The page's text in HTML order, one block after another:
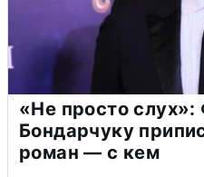
«Не просто
Бондарчуку
роман — с кем